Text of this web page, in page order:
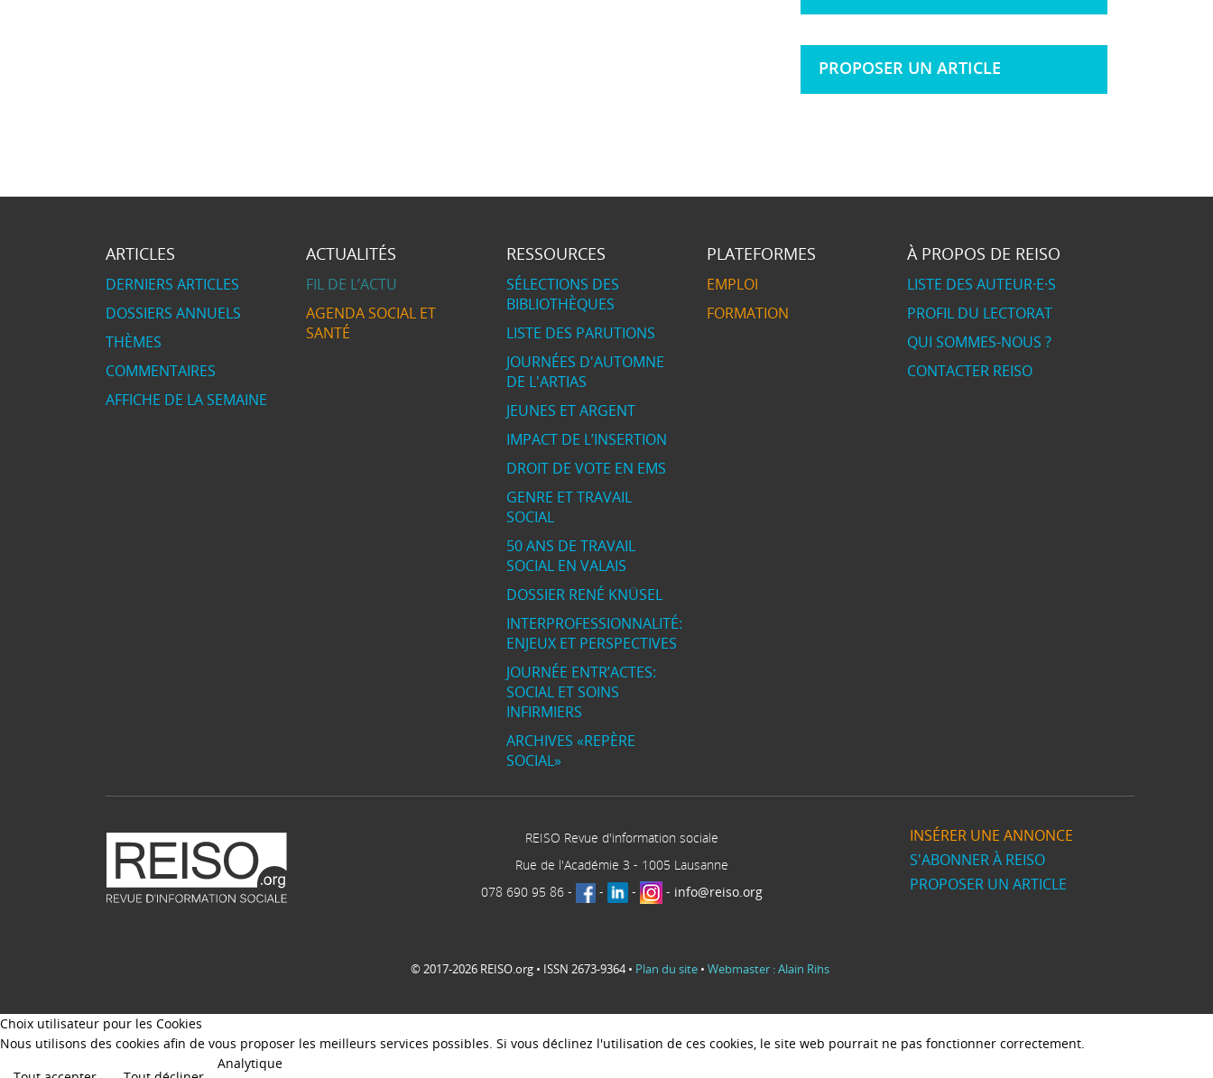
PROPOSER UN ARTICLE
ARTICLES
DERNIERS ARTICLES
DOSSIERS ANNUELS
THÈMES
COMMENTAIRES
AFFICHE DE LA SEMAINE
ACTUALITÉS
FIL DE L’ACTU
AGENDA SOCIAL ET
SANTÉ
RESSOURCES
SÉLECTIONS DES
BIBLIOTHÈQUES
LISTE DES PARUTIONS
JOURNÉES D'AUTOMNE
DE L'ARTIAS
JEUNES ET ARGENT
IMPACT DE L’INSERTION
DROIT DE VOTE EN EMS
GENRE ET TRAVAIL
SOCIAL
50 ANS DE TRAVAIL
SOCIAL EN VALAIS
DOSSIER RENÉ KNÜSEL
INTERPROFESSIONNALITÉ:
ENJEUX ET PERSPECTIVES
JOURNÉE ENTR’ACTES:
SOCIAL ET SOINS
INFIRMIERS
ARCHIVES «REPÈRE
SOCIAL»
PLATEFORMES
EMPLOI
FORMATION
À PROPOS DE REISO
LISTE DES AUTEUR·E·S
PROFIL DU LECTORAT
QUI SOMMES-NOUS ?
CONTACTER REISO
REISO Revue d'information sociale
Rue de l'Académie 3 - 1005 Lausanne
078 690 95 86 - - - - info@reiso.org
INSÉRER UNE ANNONCE
S'ABONNER À REISO
PROPOSER UN ARTICLE
© 2017-2026 REISO.org • ISSN 2673-9364 • Plan du site • Webmaster : Alain Rihs
Choix utilisateur pour les Cookies
Nous utilisons des cookies afin de vous proposer les meilleurs services possibles. Si vous déclinez l'utilisation de ces cookies, le site web pourrait ne pas fonctionner correctement.
Analytique